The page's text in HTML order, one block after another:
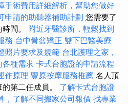
手術費用詳細解析，幫助您做好
申請的助聽器補助計劃 您需要了
間。 附近牙醫診所，輕鬆找到
務 台中骨盆矯正 雙下巴醫美療
照片要求及規範 台北護理之家，
各種需求 卡式台胞證的申請流程
作原理 豐原按摩服務推薦 名人頂
第二任成員。 了解卡式台胞證
，了解不同搬家公司報價 找專業